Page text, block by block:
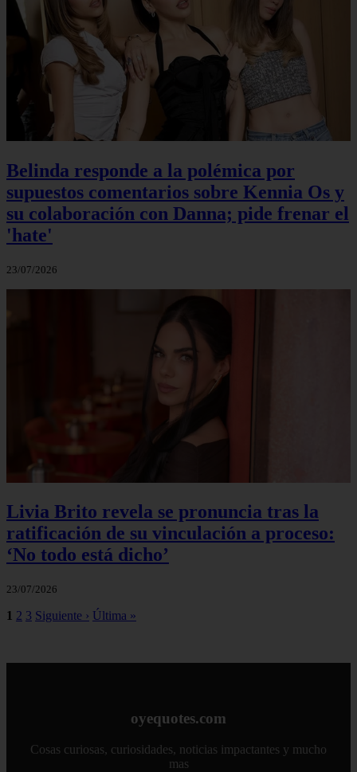
Belinda responde a la polémica por
supuestos comentarios sobre Kennia Os y
su colaboración con Danna; pide frenar el
'hate'
23/07/2026
Livia Brito revela se pronuncia tras la
ratificación de su vinculación a proceso:
‘No todo está dicho’
23/07/2026
1 2 3 Siguiente › Última »
oyequotes.com
Cosas curiosas, curiosidades, noticias impactantes y mucho
mas